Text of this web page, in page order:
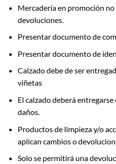
Mercadería en promoción no
devoluciones.
Presentar documento de
Presentar documento de
Calzado debe de ser
viñetas
El calzado deberá
daños.
Productos de limpieza y/o
aplican cambios o
Solo se permitirá una